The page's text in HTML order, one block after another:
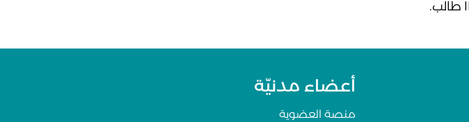
أعضاء مدنيّة
منصة العضوية